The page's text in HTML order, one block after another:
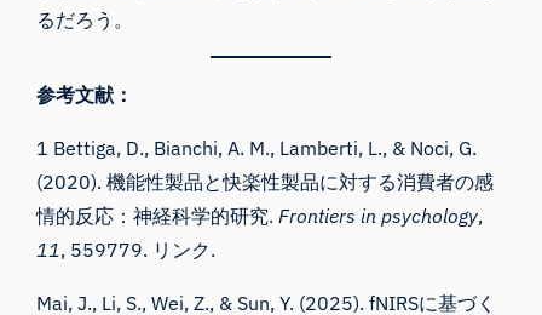
るだろう。
参考文献：
1 Bettiga, D., Bianchi, A. M., Lamberti, L., & Noci, G.
(2020). 機能性製品と快楽性製品に対する消費者の感
情的反応：神経科学的研究.Frontiers in psychology,
11, 559779. リンク.
Mai, J., Li, S., Wei, Z., & Sun, Y. (2025). fNIRSに基づく